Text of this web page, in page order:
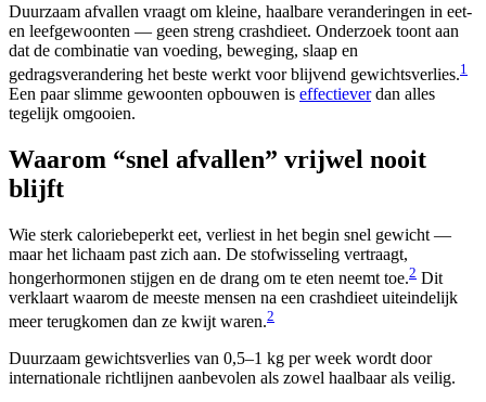
Duurzaam afvallen vraagt om kleine, haalbare veranderingen in eet-
en leefgewoonten — geen streng crashdieet. Onderzoek toont aan
dat de combinatie van voeding, beweging, slaap en
gedragsverandering het beste werkt voor blijvend gewichtsverlies.1
Een paar slimme gewoonten opbouwen is effectieverdan alles
tegelijk omgooien.
Waarom “snel afvallen” vrijwel nooit
blijft
Wie sterk caloriebeperkt eet, verliest in het begin snel gewicht —
maar het lichaam past zich aan. De stofwisseling vertraagt,
hongerhormonen stijgen en de drang om te eten neemt toe.2 Dit
verklaart waarom de meeste mensen na een crashdieet uiteindelijk
meer terugkomen dan ze kwijt waren.2
Duurzaam gewichtsverlies van 0,5–1 kg per week wordt door
internationale richtlijnen aanbevolen als zowel haalbaar als veilig.